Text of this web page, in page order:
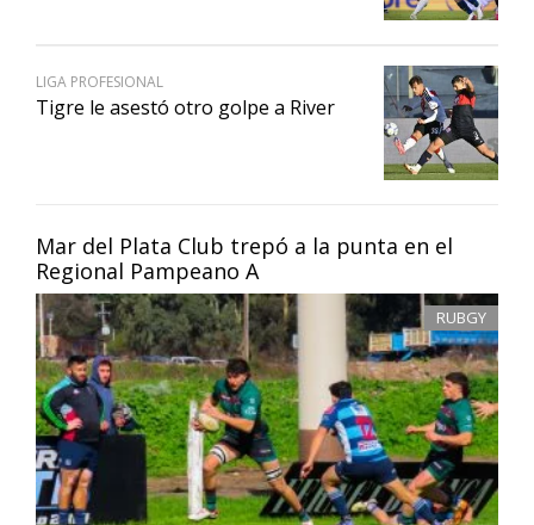
Mar del Plata Club trepó a la punta en el
Regional Pampeano A
RUBGY
LIGA PROFESIONAL
Tigre le asestó otro golpe a River